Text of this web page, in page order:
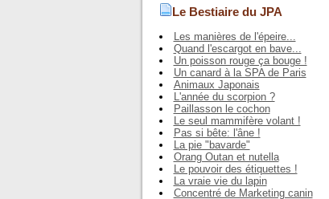
Le Bestiaire du JPA
Les manières de l'épeire...
Quand l'escargot en bave...
Un poisson rouge ça bouge !
Un canard à la SPA de Paris
Animaux Japonais
L'année du scorpion ?
Paillasson le cochon
Le seul mammifère volant !
Pas si bête: l'âne !
La pie "bavarde"
Orang Outan et nutella
Le pouvoir des étiquettes !
La vraie vie du lapin
Concentré de Marketing canin